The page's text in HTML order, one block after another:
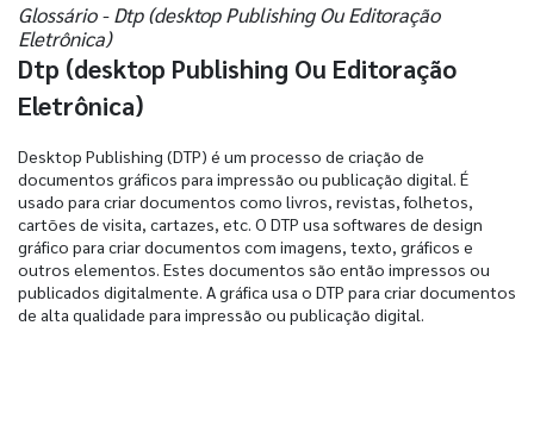
Glossário - Dtp (desktop Publishing Ou Editoração
Eletrônica)
Dtp (desktop Publishing Ou Editoração
Eletrônica)
Desktop Publishing (DTP) é um processo de criação de
documentos gráficos para impressão ou publicação digital. É
usado para criar documentos como livros, revistas, folhetos,
cartões de visita, cartazes, etc. O DTP usa softwares de design
gráfico para criar documentos com imagens, texto, gráficos e
outros elementos. Estes documentos são então impressos ou
publicados digitalmente. A gráfica usa o DTP para criar documentos
de alta qualidade para impressão ou publicação digital.